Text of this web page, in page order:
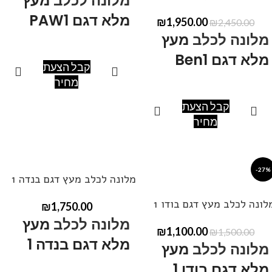
₪2,450.00
₪1,950.00
מלונה לכלב מעץ
מלא דגם Ben1
מידות: אורך 160 , רוחב 80,
ובצבעים שונים.
קבל הצעת
מחיר
מלא דגם PAW1
מידות: אורך60, רוחב 60, גובה
קבל הצעת
מחיר
-27%
לכלב מעץ דגם בודו 1
₪1,500.00
₪1,100.00
מלונה לכלב מעץ
מלונה לכלב מעץ דגם בנדה 1
₪1,750.00
מלונה לכלב מעץ
מלא דגם בנדה 1